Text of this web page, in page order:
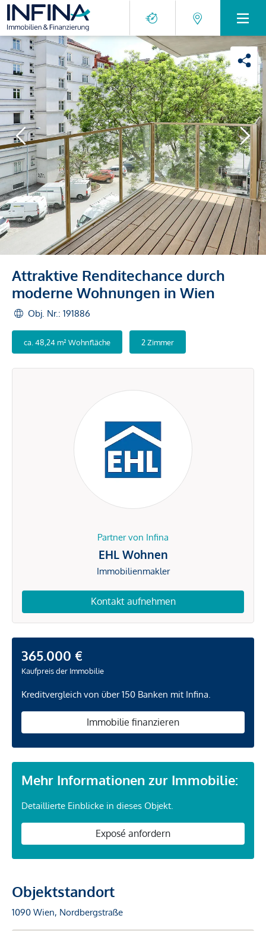
Attraktive Renditechance durch
moderne Wohnungen in Wien
Obj. Nr.: 191886
ca. 48,24 m² Wohnfläche 2 Zimmer
Partner von Infina
EHL Wohnen
Immobilienmakler
Kontakt aufnehmen
365.000 €
Kaufpreis der Immobilie
Kreditvergleich von über 150 Banken mit Infina.
Immobilie finanzieren
Mehr Informationen zur Immobilie:
Detaillierte Einblicke in dieses Objekt.
Exposé anfordern
Objektstandort
1090 Wien, Nordbergstraße